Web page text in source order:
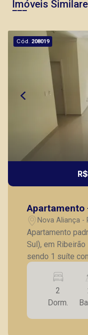
Imóveis
Cód. 208019
Apartamento
Nova Aliança -
Apartamento
Sul), em Ribeirão Preto/
sendo 1 suíte
Sala para 2 ambientes; -
armários; -
Diferencial: O
tem 2 vagas de garagens. A
objetivo atender
2
Dorm.